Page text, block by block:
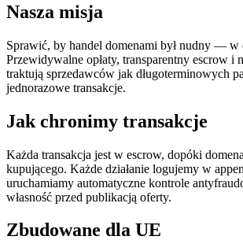
Nasza misja
Sprawić, by handel domenami był nudny — w
Przewidywalne opłaty, transparentny escrow i
traktują sprzedawców jak długoterminowych
jednorazowe transakcje.
Jak chronimy transakcje
Każda transakcja jest w escrow, dopóki
kupującego. Każde działanie logujemy w
uruchamiamy automatyczne kontrole
własność przed publikacją oferty.
Zbudowane dla UE